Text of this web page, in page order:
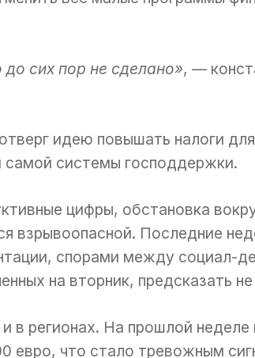
сих пор не сделано», —
идею повышать налоги
самой системы господдержки.
цифры, обстановка
взрывоопасной. Последние
спорами между социал-
на вторник, предсказать
в регионах. На прошлой
евро, что стало тревожным